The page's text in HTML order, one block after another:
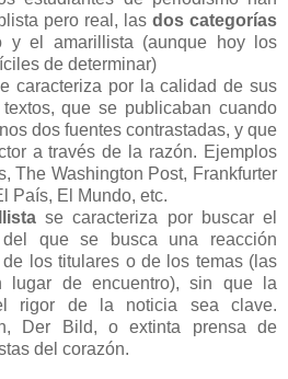
pero real, las dos categorías
y el amarillista (aunque hoy los
de determinar)
caracteriza por la calidad de sus
que se publicaban cuando
dos fuentes contrastadas, y que
a través de la razón. Ejemplos
The Washington Post, Frankfurter
País, El Mundo, etc.
se caracteriza por buscar el
que se busca una reacción
los titulares o de los temas (las
lugar de encuentro), sin que la
rigor de la noticia sea clave.
Der Bild, o extinta prensa de
del corazón.